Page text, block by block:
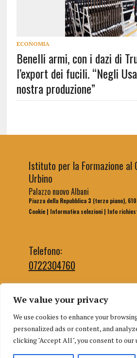
We value your privacy
We use cookies to enhance your
personalized ads or content, and
clicking "Accept All", you consent to our
ECONOMIA
Benelli armi, con i dazi di
l’export dei fucili. “Negli
nostra produzione”
Istituto per la Formazione al
Urbino
Palazzo nuovo Albani
Piazza della Repubblica 3 (terzo piano),
Cookie| Informativa selezioni| Info
Telefono:
0722304760
Email segreteria:
segreteriaifg@uniurb.it
Email redazione: